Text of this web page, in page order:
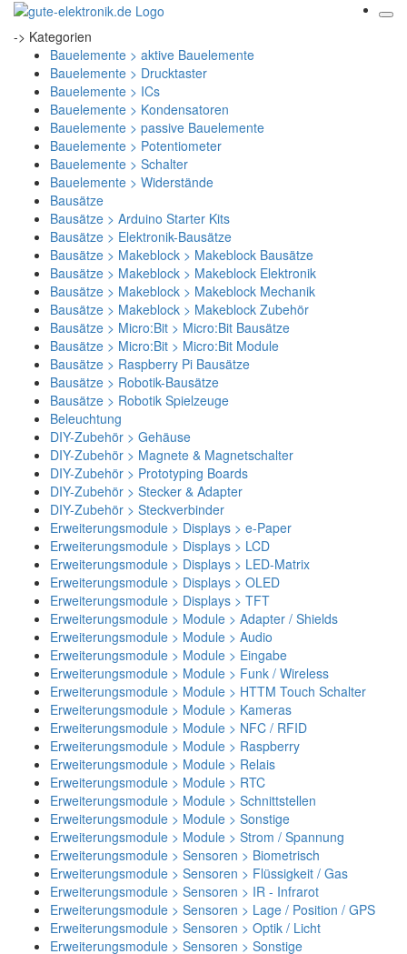
-> Kategorien
Bauelemente > aktive Bauelemente
Bauelemente > Drucktaster
Bauelemente > ICs
Bauelemente > Kondensatoren
Bauelemente > passive Bauelemente
Bauelemente > Potentiometer
Bauelemente > Schalter
Bauelemente > Widerstände
Bausätze
Bausätze > Arduino Starter Kits
Bausätze > Elektronik-Bausätze
Bausätze > Makeblock > Makeblock Bausätze
Bausätze > Makeblock > Makeblock Elektronik
Bausätze > Makeblock > Makeblock Mechanik
Bausätze > Makeblock > Makeblock Zubehör
Bausätze > Micro:Bit > Micro:Bit Bausätze
Bausätze > Micro:Bit > Micro:Bit Module
Bausätze > Raspberry Pi Bausätze
Bausätze > Robotik-Bausätze
Bausätze > Robotik Spielzeuge
Beleuchtung
DIY-Zubehör > Gehäuse
DIY-Zubehör > Magnete & Magnetschalter
DIY-Zubehör > Prototyping Boards
DIY-Zubehör > Stecker & Adapter
DIY-Zubehör > Steckverbinder
Erweiterungsmodule > Displays > e-Paper
Erweiterungsmodule > Displays > LCD
Erweiterungsmodule > Displays > LED-Matrix
Erweiterungsmodule > Displays > OLED
Erweiterungsmodule > Displays > TFT
Erweiterungsmodule > Module > Adapter / Shields
Erweiterungsmodule > Module > Audio
Erweiterungsmodule > Module > Eingabe
Erweiterungsmodule > Module > Funk / Wireless
Erweiterungsmodule > Module > HTTM Touch Schalter
Erweiterungsmodule > Module > Kameras
Erweiterungsmodule > Module > NFC / RFID
Erweiterungsmodule > Module > Raspberry
Erweiterungsmodule > Module > Relais
Erweiterungsmodule > Module > RTC
Erweiterungsmodule > Module > Schnittstellen
Erweiterungsmodule > Module > Sonstige
Erweiterungsmodule > Module > Strom / Spannung
Erweiterungsmodule > Sensoren > Biometrisch
Erweiterungsmodule > Sensoren > Flüssigkeit / Gas
Erweiterungsmodule > Sensoren > IR - Infrarot
Erweiterungsmodule > Sensoren > Lage / Position / GPS
Erweiterungsmodule > Sensoren > Optik / Licht
Erweiterungsmodule > Sensoren > Sonstige